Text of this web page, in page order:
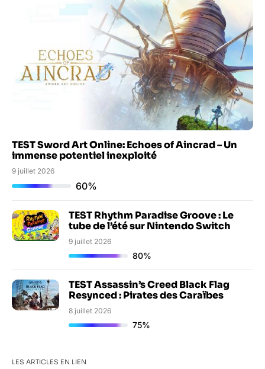
TEST Sword Art Online: Echoes of Aincrad – Un
immense potentiel inexploité
9 juillet 2026
60%
TEST Rhythm Paradise Groove : Le
tube de l’été sur Nintendo Switch
9 juillet 2026
80%
TEST Assassin’s Creed Black Flag
Resynced : Pirates des Caraïbes
8 juillet 2026
75%
LES ARTICLES EN LIEN